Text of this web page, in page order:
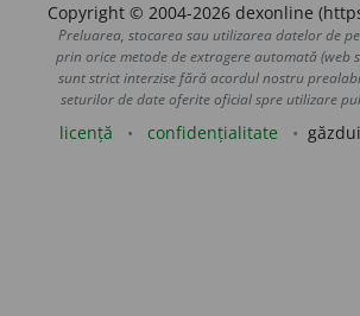
Copyright © 2004-2026 dexonline
Preluarea, stocarea sau utilizarea datelor de
prin orice metode de extragere automată (web
sunt strict interzise fără acordul nostru
seturilor de date oferite oficial spre utilizare
licență confidențialitate